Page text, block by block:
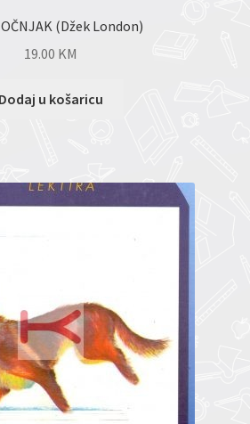
(Džek London)
19.00 KM
Dodaj u košaricu